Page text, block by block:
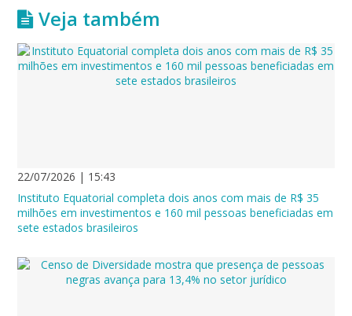
Veja também
22/07/2026 | 15:43
Instituto Equatorial completa dois anos com mais de R$ 35
milhões em investimentos e 160 mil pessoas beneficiadas em
sete estados brasileiros